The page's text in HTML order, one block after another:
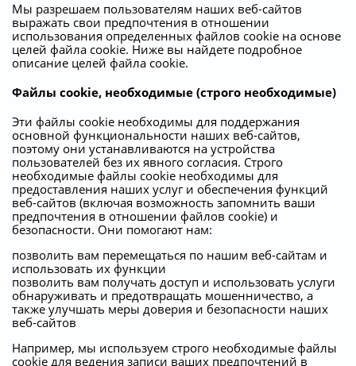
Мы разрешаем пользователям наших веб-сайтов
выражать свои предпочтения в отношении
использования определенных файлов cookie на основе
целей файла cookie. Ниже вы найдете подробное
описание целей файла cookie.
Файлы cookie, необходимые (строго необходимые)
Эти файлы cookie необходимы для поддержания
основной функциональности наших веб-сайтов,
поэтому они устанавливаются на устройства
пользователей без их явного согласия. Строго
необходимые файлы cookie необходимы для
предоставления наших услуг и обеспечения функций
веб-сайтов (включая возможность запомнить ваши
предпочтения в отношении файлов cookie) и
безопасности. Они помогают нам:
позволить вам перемещаться по нашим веб-сайтам и
использовать их функции
позволить вам получать доступ и использовать услуги
обнаруживать и предотвращать мошенничество, а
также улучшать меры доверия и безопасности наших
веб-сайтов
Например, мы используем строго необходимые файлы
cookie для ведения записи ваших предпочтений в